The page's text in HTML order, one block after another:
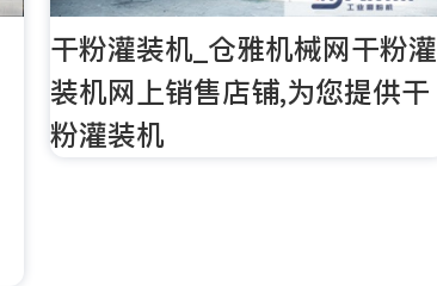
干粉灌装机_仓雅机械网干粉灌
装机网上销售店铺,为您提供干
粉灌装机